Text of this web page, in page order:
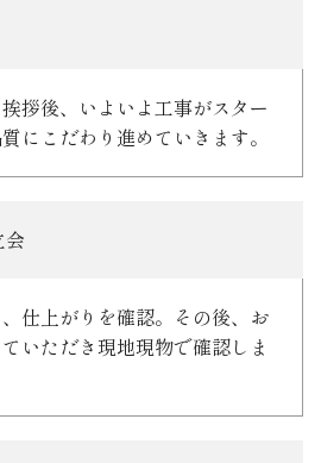
拶後、いよいよ工事がスター
にこだわり進めていきます。
会
仕上がりを確認。その後、お
いただき現地現物で確認しま